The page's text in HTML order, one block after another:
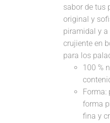
sabor de tus
original y
piramidal y a
crujiente en
para los
100 %
Forma:
forma
fina y